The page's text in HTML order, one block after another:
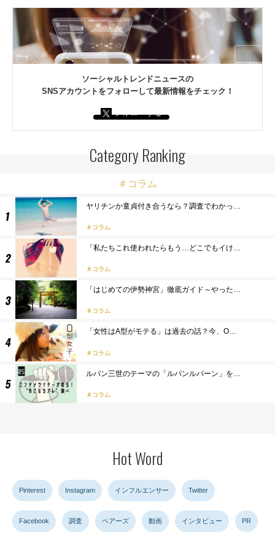
ソーシャルトレンドニュースの
SNSアカウントをフォローして最新情報をチェック！
Category Ranking
＃コラム
ヤリチンか童貞付き合うなら？調査でわかっ…
コラム
「私たちこれ使われたらもう…どこでもイけ…
コラム
「はじめての伊勢神宮」徹底ガイド～やった…
コラム
「女性はA型がモテる」は過去の話？今、O…
コラム
ルパン三世のテーマの「ルパンルパーン」を…
コラム
Hot Word
Pinterest Instagram インフルエンサー Twitter
Facebook 調査 ペアーズ 動画 インタビュー PR